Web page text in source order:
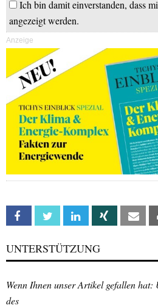
Ich bin damit einverstanden, dass
angezeigt werden.
Anzeige
Facebook Twitter Linkedin Xing
UNTERSTÜTZUNG
Wenn Ihnen unser Artikel gefallen hat:
des